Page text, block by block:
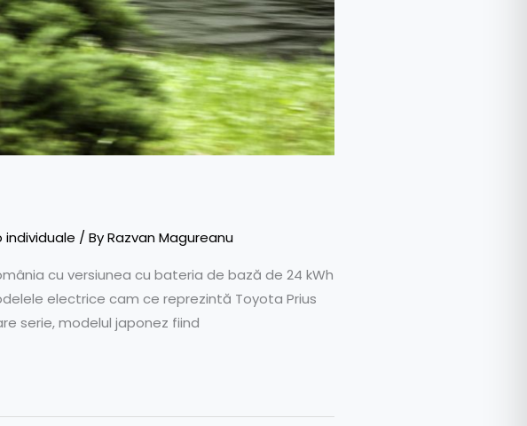
/ ByRazvan Magureanu
cu versiunea cu bateria de bază de 24 kWh
electrice cam ce reprezintă Toyota Prius
serie, modelul japonez fiind